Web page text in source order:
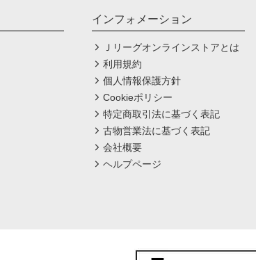
インフォメーション
Ｊリーグオンラインストアとは
利用規約
個人情報保護方針
Cookieポリシー
特定商取引法に基づく表記
古物営業法に基づく表記
会社概要
ヘルプページ